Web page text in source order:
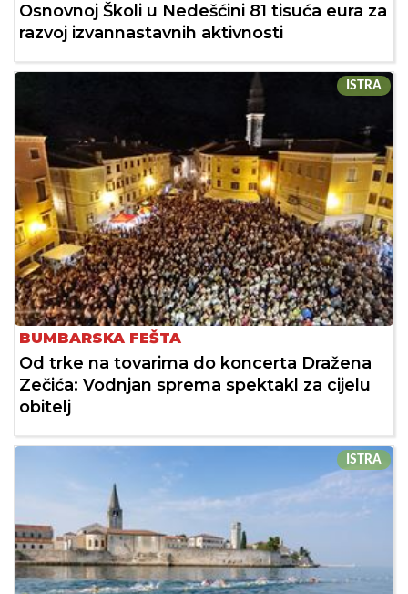
Osnovnoj Školi u Nedešćini 81 tisuća eura za
razvoj izvannastavnih aktivnosti
ISTRA
BUMBARSKA FEŠTA
Od trke na tovarima do koncerta Dražena
Zečića: Vodnjan sprema spektakl za cijelu
obitelj
ISTRA